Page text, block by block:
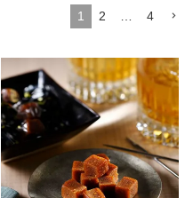
1 2 … 4